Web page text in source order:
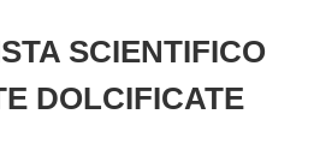
SCIENTIFICO
DOLCIFICATE